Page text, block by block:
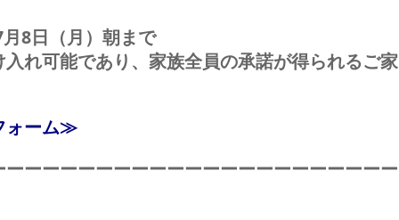
8日（月）朝まで
れ可能であり、家族全員の承諾が得られるご家
ォーム≫
ーーーーーーーーーーーーーーーーーーーーー